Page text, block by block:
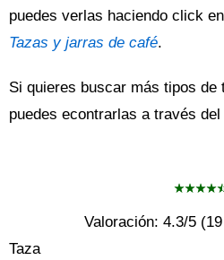
puedes verlas haciendo click
Tazas y jarras de café.
Si quieres buscar más tipos de
puedes econtrarlas a través
Valoración: 4.3/5 (19
Taza